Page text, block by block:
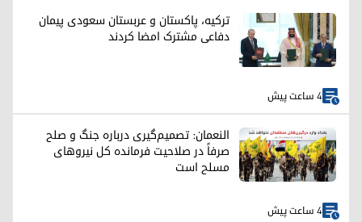
ترکیه، پاکستان و عربستان سعودی پیمان
دفاعی مشترک امضا کردند
4 ساعت پیش
النعمان: تصمیم‌گیری درباره جنگ و صلح
صرفاً در صلاحیت فرمانده کل نیروهای
مسلح است
4 ساعت پیش